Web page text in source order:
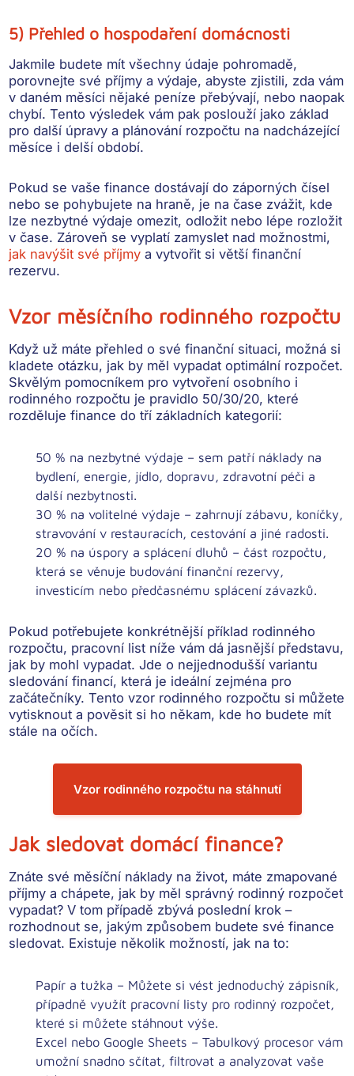
5) Přehled o hospodaření domácnosti
Jakmile budete mít všechny údaje pohromadě,
porovnejte své příjmy a výdaje, abyste zjistili, zda vám
v daném měsíci nějaké peníze přebývají, nebo naopak
chybí. Tento výsledek vám pak poslouží jako základ
pro další úpravy a plánování rozpočtu na nadcházející
měsíce i delší období.
Pokud se vaše financedostávají do záporných čísel
nebo se pohybujete na hraně, je na čase zvážit, kde
lze nezbytné výdaje omezit, odložit nebo lépe rozložit
v čase. Zároveň se vyplatí zamyslet nad možnostmi,
jak navýšit své příjmy a vytvořit si větší finanční
rezervu.
Vzor měsíčního rodinného rozpočtu
Když už máte přehled o své finanční situaci, možná si
kladete otázku, jak by měl vypadat optimální rozpočet.
Skvělým pomocníkem pro vytvoření osobního i
rodinného rozpočtu je pravidlo 50/30/20, které
rozděluje finance do tří základních kategorií:
50 % na nezbytné výdaje – sem patří náklady na
bydlení, energie, jídlo, dopravu, zdravotní péči a
další nezbytnosti.
30 % na volitelné výdaje – zahrnují zábavu, koníčky,
stravování v restauracích, cestování a jiné radosti.
20 % na úspory a splácení dluhů – část rozpočtu,
která se věnuje budování finanční rezervy,
investicím nebo předčasnému splácení závazků.
Pokud potřebujete konkrétnější příklad rodinného
rozpočtu, pracovní list níže vám dá jasnější představu,
jak by mohl vypadat. Jde o nejjednodušší variantu
sledování financí, která je ideální zejména pro
začátečníky. Tento vzor rodinného rozpočtu si můžete
vytisknout a pověsit si ho někam, kde ho budete mít
stále na očích.
Vzor rodinného rozpočtu na stáhnutí
Jak sledovat domácí finance?
Znáte své měsíční náklady na život, máte zmapované
příjmy a chápete, jak by měl správný rodinný rozpočet
vypadat? V tom případě zbývá poslední krok –
rozhodnout se, jakým způsobem budete své finance
sledovat. Existuje několik možností, jak na to:
Papír a tužka – Můžete si vést jednoduchý zápisník,
případně využít pracovní listy pro rodinný rozpočet,
které si můžete stáhnout výše.
Excel nebo Google Sheets – Tabulkový procesor vám
umožní snadno sčítat, filtrovat a analyzovat vaše